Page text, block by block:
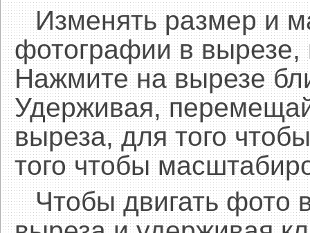
Изменять размер и
фотографии в
Нажмите на вырезе
Удерживая,
выреза, для того
того чтобы
Чтобы двигать фото